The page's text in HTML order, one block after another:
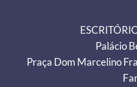
Palácio
Praça Dom Marcelino